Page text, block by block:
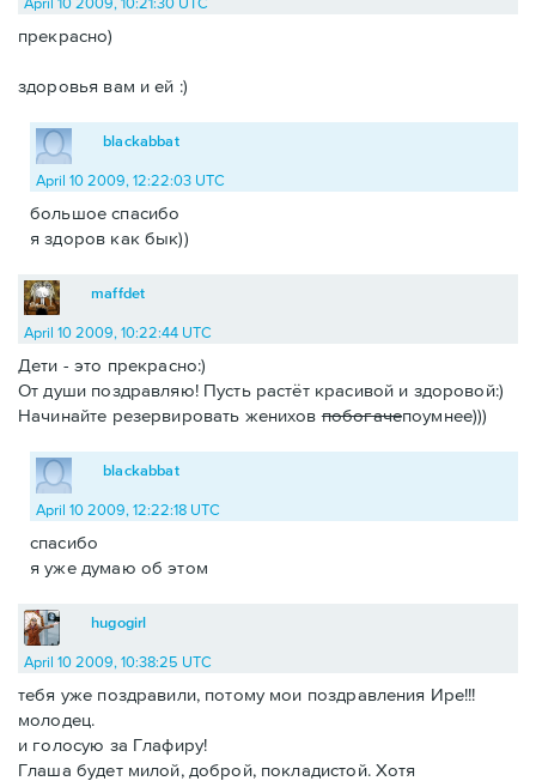
прекрасно)
здоровья вам и ей :)
blackabbat
April 10 2009, 12:22:03 UTC
большое спасибо
я здоров как бык))
maffdet
April 10 2009, 10:22:44 UTC
Дети - это прекрасно:)
От души поздравляю! Пусть растёт красивой и здоровой:)
Начинайте резервировать жениховпобогачепоумнее)))
blackabbat
April 10 2009, 12:22:18 UTC
спасибо
я уже думаю об этом
hugogirl
April 10 2009, 10:38:25 UTC
тебя уже поздравили, потому мои поздравления Ире!!!
молодец.
и голосую за Глафиру!
Глаша будет милой, доброй, покладистой. Хотя